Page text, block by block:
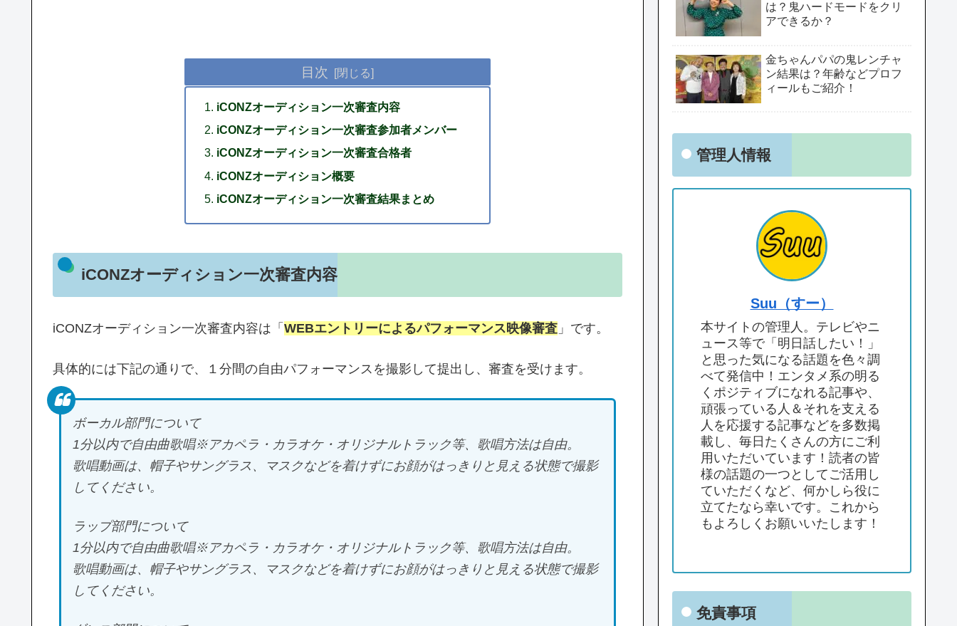
目次
iCONZオーディション一次審査内容
iCONZオーディション一次審査参加者メンバー
iCONZオーディション一次審査合格者
iCONZオーディション概要
iCONZオーディション一次審査結果まとめ
iCONZオーディション一次審査内容
iCONZオーディション一次審査内容は「 WEBエントリーによるパフォーマンス映像審査 」です。
具体的には下記の通りで、１分間の自由パフォーマンスを撮影して提出し、審査を受けます。
ボーカル部門について
1分以内で自由曲歌唱※アカペラ・カラオケ・オリジナルトラック等、歌唱方法は自由。
歌唱動画は、帽子やサングラス、マスクなどを着けずにお顔がはっきりと見える状態で撮影
してください。
ラップ部門について
1分以内で自由曲歌唱※アカペラ・カラオケ・オリジナルトラック等、歌唱方法は自由。
歌唱動画は、帽子やサングラス、マスクなどを着けずにお顔がはっきりと見える状態で撮影
してください。
は？鬼ハードモードをクリ
アできるか？
金ちゃんパパの鬼レンチャ
ン結果は？年齢などプロフ
ィールもご紹介！
管理人情報
Suu（すー）
本サイトの管理人。テレビやニ
ュース等で「明日話したい！」
と思った気になる話題を色々調
べて発信中！エンタメ系の明る
くポジティブになれる記事や、
頑張っている人＆それを支える
人を応援する記事などを多数掲
載し、毎日たくさんの方にご利
用いただいています！読者の皆
様の話題の一つとしてご活用し
ていただくなど、何かしら役に
立てたなら幸いです。これから
もよろしくお願いいたします！
免責事項